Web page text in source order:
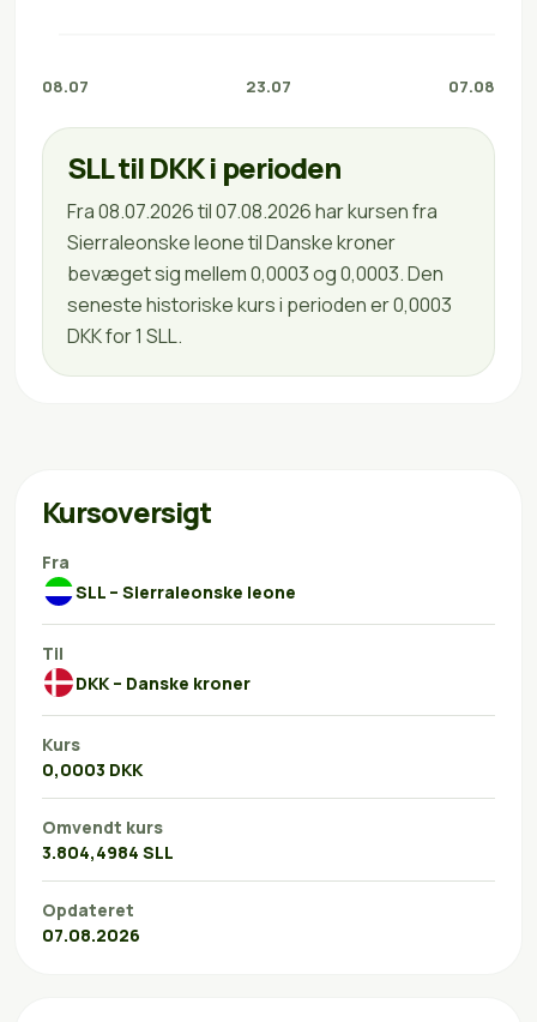
08.07 23.07 07.08
SLL til DKK i perioden
Fra 08.07.2026 til 07.08.2026 har kursen fra
Sierraleonske leone til Danske kroner
bevæget sig mellem 0,0003 og 0,0003. Den
seneste historiske kurs i perioden er 0,0003
DKK for 1 SLL.
Kursoversigt
Fra
SLL – Sierraleonske leone
Til
DKK – Danske kroner
Kurs
0,0003 DKK
Omvendt kurs
3.804,4984 SLL
Opdateret
07.08.2026